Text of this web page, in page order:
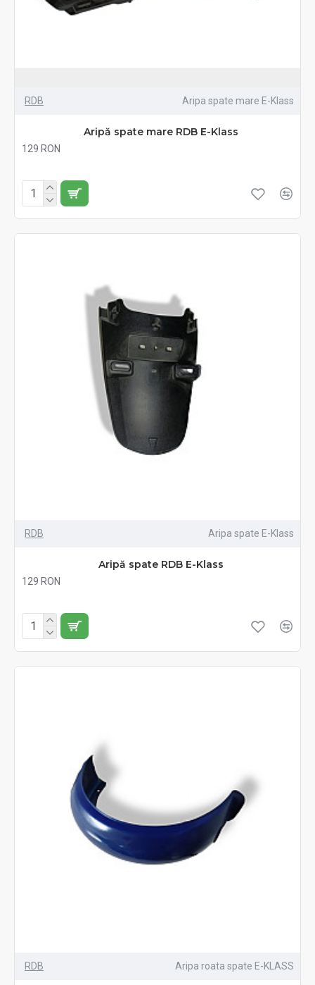
RDB Aripa spate mare E-Klass
Aripă spate mare RDB E-Klass
129 RON
RDB Aripa spate E-Klass
Aripă spate RDB E-Klass
129 RON
RDB Aripa roata spate E-KLASS